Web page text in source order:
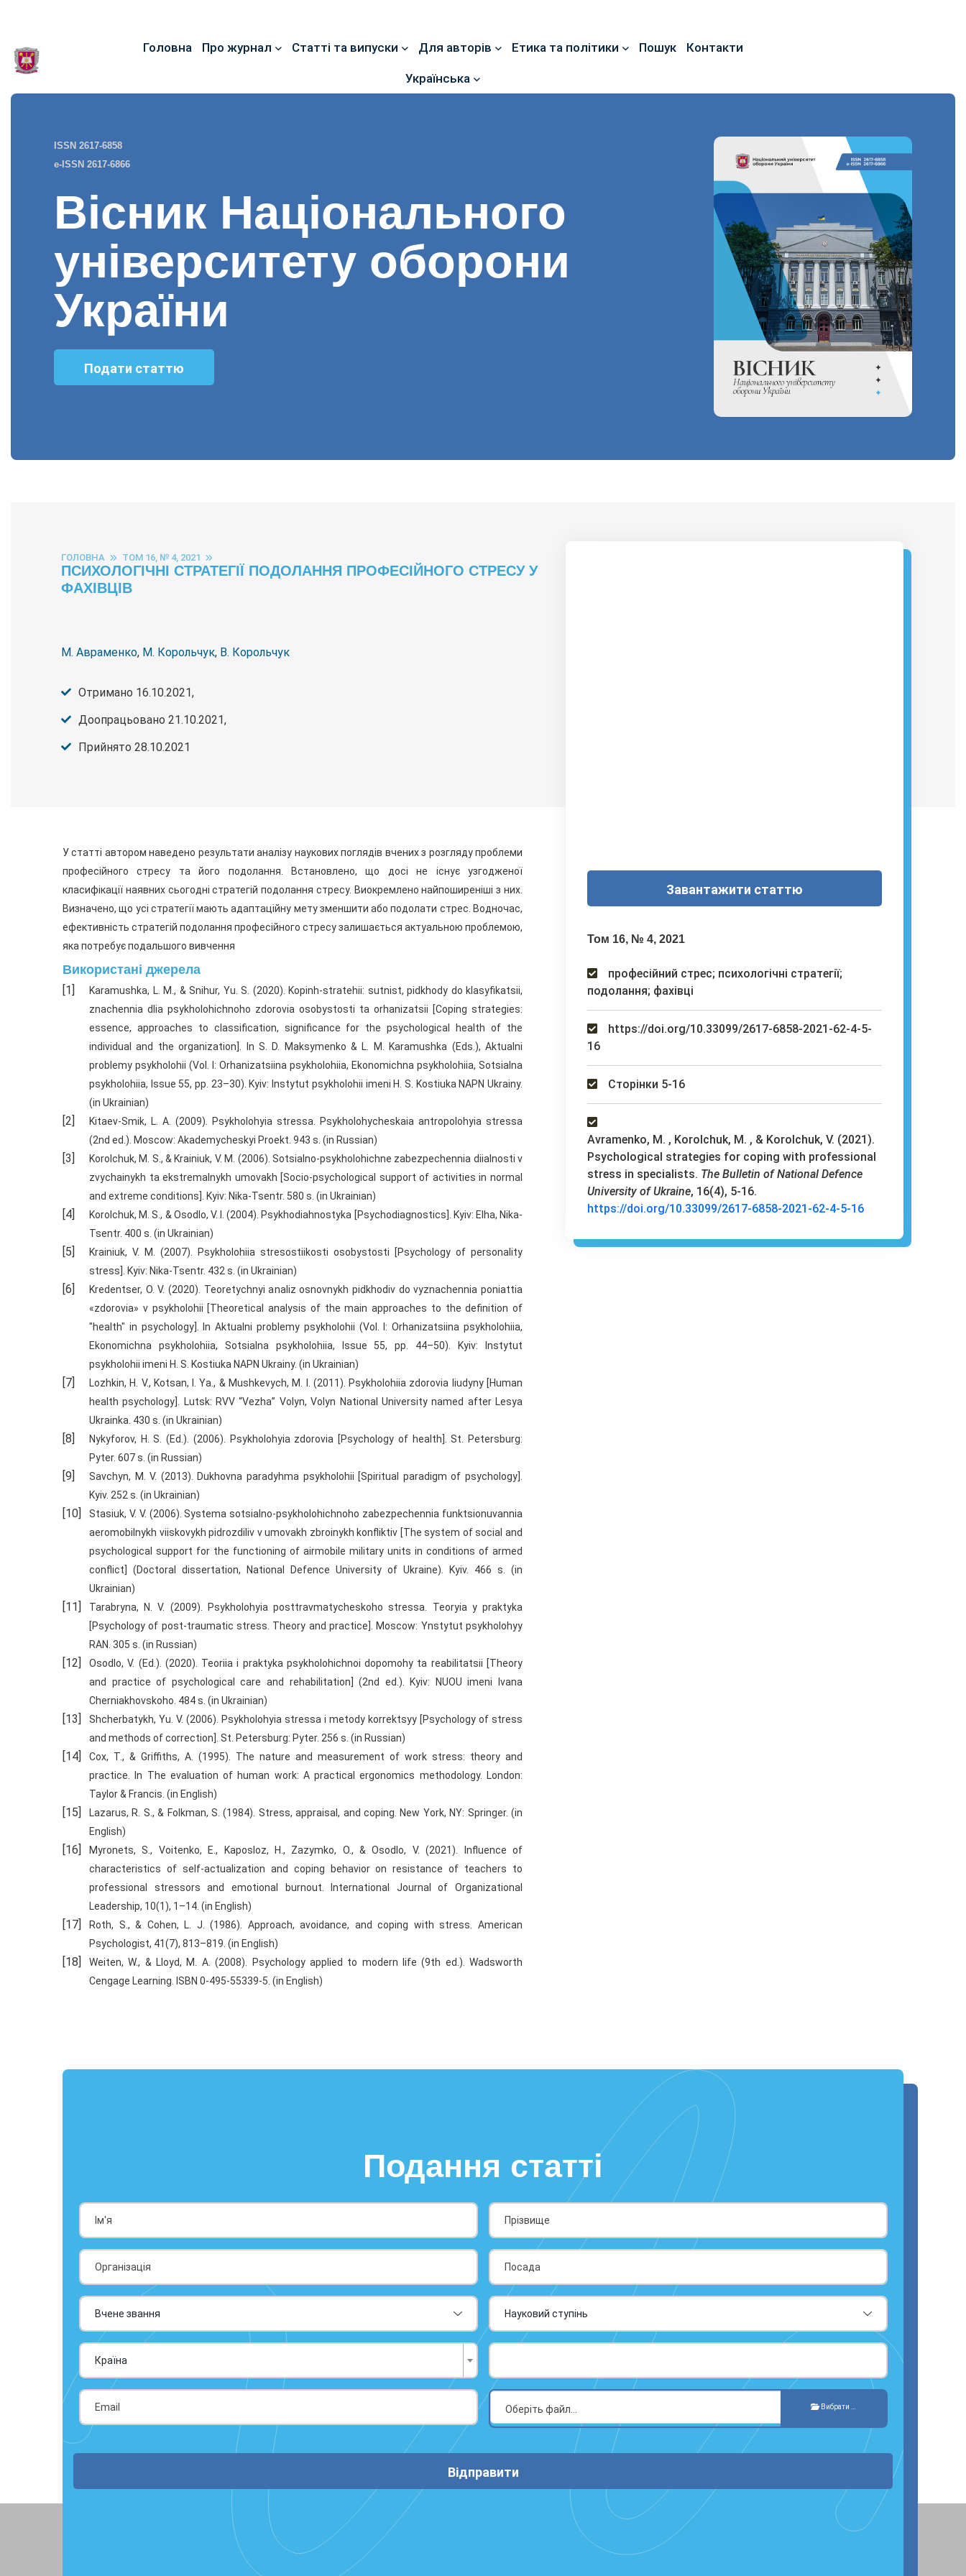
Головна Про журнал Статті та випуски Для авторів Етика та політики Пошук Контакти
Українська
ISSN 2617-6858
e-ISSN 2617-6866
Вісник Національного
університету оборони
України
Подати статтю
ГОЛОВНА ТОМ 16, № 4, 2021
ПСИХОЛОГІЧНІ СТРАТЕГІЇ ПОДОЛАННЯ ПРОФЕСІЙНОГО СТРЕСУ У
ФАХІВЦІВ
М. Авраменко, М. Корольчук, В. Корольчук
Отримано 16.10.2021,
Доопрацьовано 21.10.2021,
Прийнято 28.10.2021
У статті автором наведено результати аналізу наукових поглядів вчених з розгляду проблеми
професійного стресу та його подолання. Встановлено, що досі не існує узгодженої
класифікації наявних сьогодні стратегій подолання стресу. Виокремлено найпоширеніші з них.
Визначено, що усі стратегії мають адаптаційну мету зменшити або подолати стрес. Водночас,
ефективність стратегій подолання професійного стресу залишається актуальною проблемою,
яка потребує подальшого вивчення
Використані джерела
Karamushka, L. M., & Snihur, Yu. S. (2020). Kopinh-stratehii: sutnist, pidkhody do klasyfikatsii,
znachennia dlia psykholohichnoho zdorovia osobystosti ta orhanizatsii [Coping strategies:
essence, approaches to classification, significance for the psychological health of the
individual and the organization]. In S. D. Maksymenko & L. M. Karamushka (Eds.), Aktualni
problemy psykholohii (Vol. I: Orhanizatsiina psykholohiia, Ekonomichna psykholohiia, Sotsialna
psykholohiia, Issue 55, pp. 23–30). Kyiv: Instytut psykholohii imeni H. S. Kostiuka NAPN Ukrainy.
(in Ukrainian)
Kitaev-Smik, L. A. (2009). Psykholohyia stressa. Psykholohycheskaia antropolohyia stressa
(2nd ed.). Moscow: Akademycheskyi Proekt. 943 s. (in Russian)
Korolchuk, M. S., & Krainiuk, V. M. (2006). Sotsialno-psykholohichne zabezpechennia diialnosti v
zvychainykh ta ekstremalnykh umovakh [Socio-psychological support of activities in normal
and extreme conditions]. Kyiv: Nika-Tsentr. 580 s. (in Ukrainian)
Korolchuk, M. S., & Osodlo, V. I. (2004). Psykhodiahnostyka [Psychodiagnostics]. Kyiv: Elha, Nika-
Tsentr. 400 s. (in Ukrainian)
Krainiuk, V. M. (2007). Psykholohiia stresostiikosti osobystosti [Psychology of personality
stress]. Kyiv: Nika-Tsentr. 432 s. (in Ukrainian)
Kredentser, O. V. (2020). Teoretychnyi analiz osnovnykh pidkhodiv do vyznachennia poniattia
«zdorovia» v psykholohii [Theoretical analysis of the main approaches to the definition of
"health" in psychology]. In Aktualni problemy psykholohii (Vol. I: Orhanizatsiina psykholohiia,
Ekonomichna psykholohiia, Sotsialna psykholohiia, Issue 55, pp. 44–50). Kyiv: Instytut
psykholohii imeni H. S. Kostiuka NAPN Ukrainy. (in Ukrainian)
Lozhkin, H. V., Kotsan, I. Ya., & Mushkevych, M. I. (2011). Psykholohiia zdorovia liudyny [Human
health psychology]. Lutsk: RVV “Vezha” Volyn, Volyn National University named after Lesya
Ukrainka. 430 s. (in Ukrainian)
Nykyforov, H. S. (Ed.). (2006). Psykholohyia zdorovia [Psychology of health]. St. Petersburg:
Pyter. 607 s. (in Russian)
Savchyn, M. V. (2013). Dukhovna paradyhma psykholohii [Spiritual paradigm of psychology].
Kyiv. 252 s. (in Ukrainian)
Stasiuk, V. V. (2006). Systema sotsialno-psykholohichnoho zabezpechennia funktsionuvannia
aeromobilnykh viiskovykh pidrozdiliv v umovakh zbroinykh konfliktiv [The system of social and
psychological support for the functioning of airmobile military units in conditions of armed
conflict] (Doctoral dissertation, National Defence University of Ukraine). Kyiv. 466 s. (in
Ukrainian)
Tarabryna, N. V. (2009). Psykholohyia posttravmatycheskoho stressa. Teoryia y praktyka
[Psychology of post-traumatic stress. Theory and practice]. Moscow: Ynstytut psykholohyy
RAN. 305 s. (in Russian)
Osodlo, V. (Ed.). (2020). Teoriia i praktyka psykholohichnoi dopomohy ta reabilitatsii [Theory
and practice of psychological care and rehabilitation] (2nd ed.). Kyiv: NUOU imeni Ivana
Cherniakhovskoho. 484 s. (in Ukrainian)
Shcherbatykh, Yu. V. (2006). Psykholohyia stressa i metody korrektsyy [Psychology of stress
and methods of correction]. St. Petersburg: Pyter. 256 s. (in Russian)
Cox, T., & Griffiths, A. (1995). The nature and measurement of work stress: theory and
practice. In The evaluation of human work: A practical ergonomics methodology. London:
Taylor & Francis. (in English)
Lazarus, R. S., & Folkman, S. (1984). Stress, appraisal, and coping. New York, NY: Springer. (in
English)
Myronets, S., Voitenko, E., Kaposloz, H., Zazymko, O., & Osodlo, V. (2021). Influence of
characteristics of self-actualization and coping behavior on resistance of teachers to
professional stressors and emotional burnout. International Journal of Organizational
Leadership, 10(1), 1–14. (in English)
Roth, S., & Cohen, L. J. (1986). Approach, avoidance, and coping with stress. American
Psychologist, 41(7), 813–819. (in English)
Weiten, W., & Lloyd, M. A. (2008). Psychology applied to modern life (9th ed.). Wadsworth
Cengage Learning. ISBN 0-495-55339-5. (in English)
Завантажити статтю
Том 16, № 4, 2021
професійний стрес; психологічні стратегії;
подолання; фахівці
https://doi.org/10.33099/2617-6858-2021-62-4-5-
16
Сторінки 5-16
Avramenko, M. , Korolchuk, M. , & Korolchuk, V. (2021).
Psychological strategies for coping with professional
stress in specialists. The Bulletin of National Defence
University of Ukraine, 16(4), 5-16.
https://doi.org/10.33099/2617-6858-2021-62-4-5-16
Подання статті
Країна
Вибрати …
Відправити